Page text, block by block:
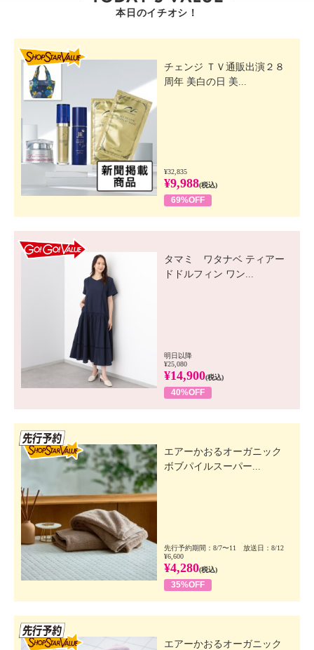
本日のイチオシ！
チェンジ ＴＶ通販出演２８
周年 美白の日 美...
¥32,835
¥9,988(税込)
69%OFF
タマミ ワタナベ ティアー
ドドルフィン ワン...
明日以降
¥25,080
¥14,900(税込)
40%OFF
エアーかおるオーガニック
ボブパイルスーパー...
先行予約期間：8/7〜11 放送日：8/12
¥6,600
¥4,280(税込)
35%OFF
エアーかおるオーガニック